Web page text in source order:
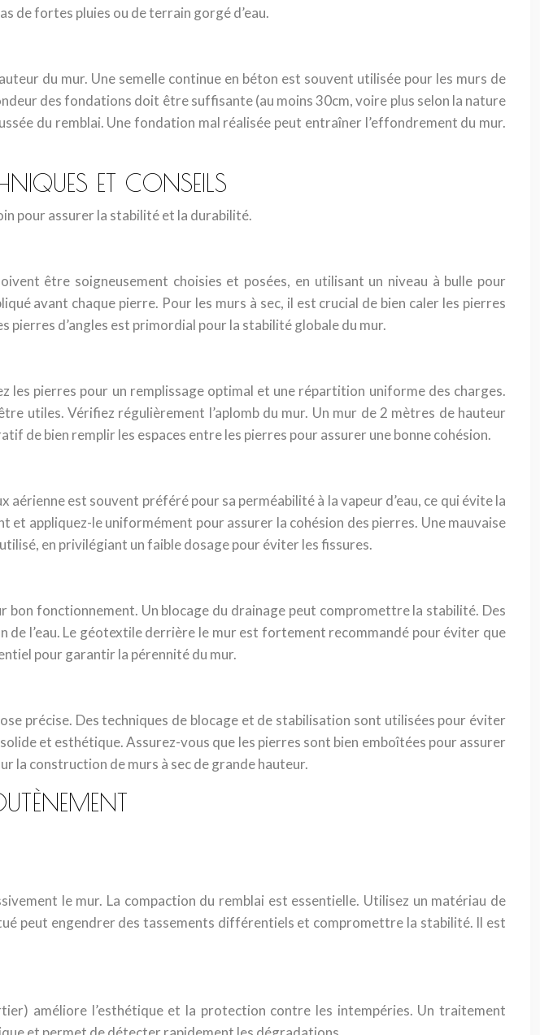
de fortes pluies ou de terrain gorgé d’eau.
du mur. Une semelle continue en béton est souvent utilisée pour les murs de
des fondations doit être suffisante (au moins 30cm, voire plus selon la nature
du remblai. Une fondation mal réalisée peut entraîner l’effondrement du mur.
ET CONSEILS
pour assurer la stabilité et la durabilité.
être soigneusement choisies et posées, en utilisant un niveau à bulle pour
avant chaque pierre. Pour les murs à sec, il est crucial de bien caler les pierres
pierres d’angles est primordial pour la stabilité globale du mur.
les pierres pour un remplissage optimal et une répartition uniforme des charges.
utiles. Vérifiez régulièrement l’aplomb du mur. Un mur de 2 mètres de hauteur
de bien remplir les espaces entre les pierres pour assurer une bonne cohésion.
est souvent préféré pour sa perméabilité à la vapeur d’eau, ce qui évite la
appliquez-le uniformément pour assurer la cohésion des pierres. Une mauvaise
en privilégiant un faible dosage pour éviter les fissures.
fonctionnement. Un blocage du drainage peut compromettre la stabilité. Des
l’eau. Le géotextile derrière le mur est fortement recommandé pour éviter que
pour garantir la pérennité du mur.
précise. Des techniques de blocage et de stabilisation sont utilisées pour éviter
et esthétique. Assurez-vous que les pierres sont bien emboîtées pour assurer
la construction de murs à sec de grande hauteur.
le mur. La compaction du remblai est essentielle. Utilisez un matériau de
peut engendrer des tassements différentiels et compromettre la stabilité. Il est
améliore l’esthétique et la protection contre les intempéries. Un traitement